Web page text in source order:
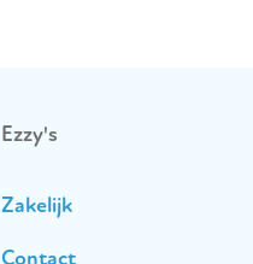
Ezzy's
Zakelijk